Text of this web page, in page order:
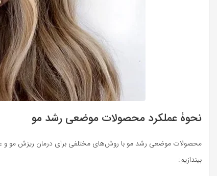
نحوۀ عملکرد محصولات موضعی رشد مو
محصولات موضعی رشد مو با روش‌های مختلفی برای درمان ریزش مو و
بیندازیم: